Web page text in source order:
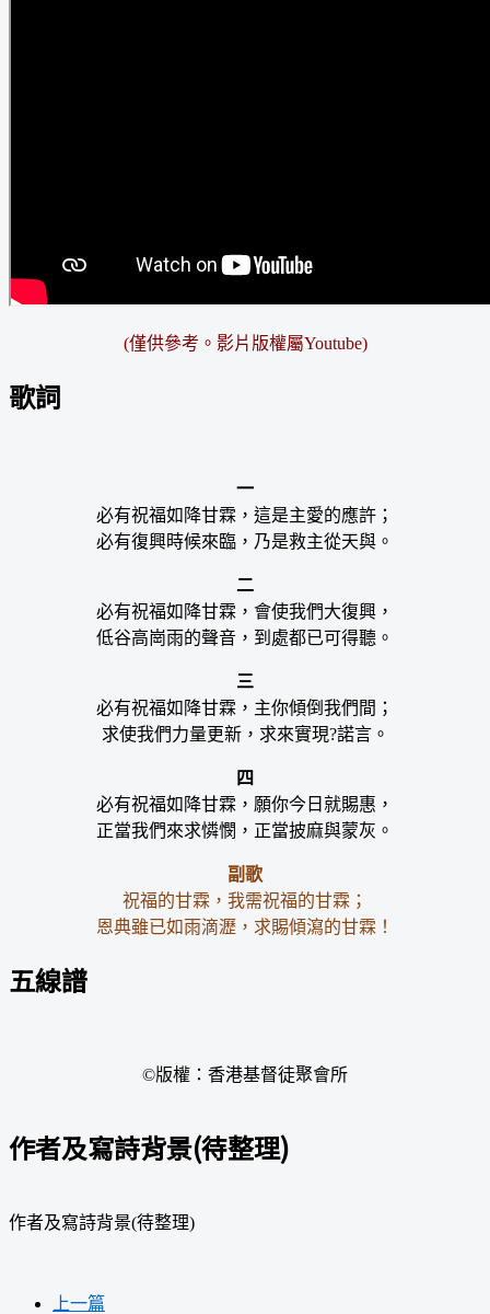
(僅供參考。影片版權屬Youtube)
歌詞
一
必有祝福如降甘霖，這是主愛的應許；
必有復興時候來臨，乃是救主從天與。
二
必有祝福如降甘霖，會使我們大復興，
低谷高崗雨的聲音，到處都已可得聽。
三
必有祝福如降甘霖，主你傾倒我們間；
求使我們力量更新，求來實現?諾言。
四
必有祝福如降甘霖，願你今日就賜惠，
正當我們來求憐憫，正當披麻與蒙灰。
副歌
祝福的甘霖，我需祝福的甘霖；
恩典雖已如雨滴瀝，求賜傾瀉的甘霖！
五線譜
©版權：香港基督徒聚會所
作者及寫詩背景(待整理)
作者及寫詩背景(待整理)
上一篇